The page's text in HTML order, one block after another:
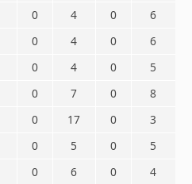
0 4 0
6
0 4 0
6
0 4 0
5
0 7 0
8
0 17 0
3
0 5 0
5
0 6 0 4